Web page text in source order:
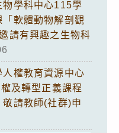
物學科中心115學
軟體動物解剖觀
請有興趣之生物科
權教育資源中心
及轉型正義課程
敬請教師(社群)申